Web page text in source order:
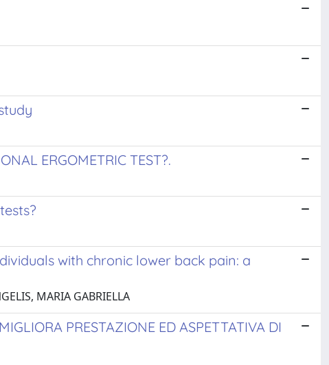
ERGOMETRIC TEST?.
with chronic lower back pain: a
MARIA GABRIELLA
PRESTAZIONE ED ASPETTATIVA DI